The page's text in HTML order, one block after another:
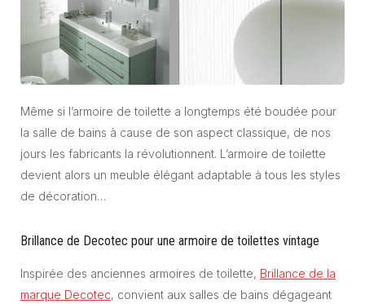
Même si l’armoire de toilette a longtemps été boudée pour
la salle de bains à cause de son aspect classique, de nos
jours les fabricants la révolutionnent. L’armoire de toilette
devient alors un meuble élégant adaptable à tous les styles
de décoration…
Brillance de Decotec pour une armoire de toilettes vintage
Inspirée des anciennes armoires de toilette, Brillance de la
marque Decotec, convient aux salles de bains dégageant